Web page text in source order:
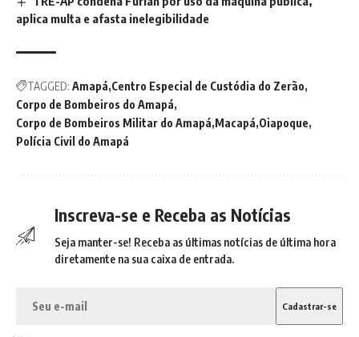
aplica multa e afasta inelegibilidade
TAGGED: Amapá Centro Especial de Custódia do Zerão
Corpo de Bombeiros do Amapá
Corpo de Bombeiros Militar do Amapá Macapá Oiapoque
Polícia Civil do Amapá
Inscreva-se e Receba as Notícias
Seja manter-se! Receba as últimas notícias de última hora
diretamente na sua caixa de entrada.